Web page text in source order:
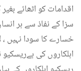
اقدامات کو اٹھائے
سزا کے نفاذ سے ہر
خسارے کا سودا نہیں ،
اہلکاروں کی